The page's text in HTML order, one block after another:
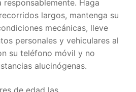
Haga
largos, mantenga su
mecánicas, lleve
personales y vehiculares al
su teléfono móvil y no
alucinógenas.
de edad las